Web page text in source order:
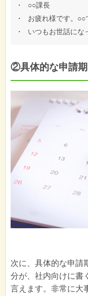
・
○○課長
・
お疲れ様です。○○
・
いつもお世話にな
②具体的な申請
次に、具体的な申請
分が、社内向けに書
言えます。非常に大